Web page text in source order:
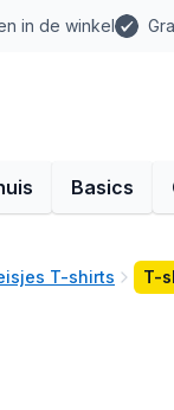
in de winkel
Basics
T-shirts T-